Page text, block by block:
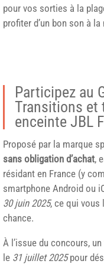
pour vos sorties à la
profiter d’un bon son à
Participez au
Transitions et
enceinte JBL
Proposé par la marque
sans obligation d’achat,
résidant en France (y
smartphone Android ou
30 juin 2025, ce qui vous
chance.
À l’issue du concours, un
le 31 juillet 2025pour